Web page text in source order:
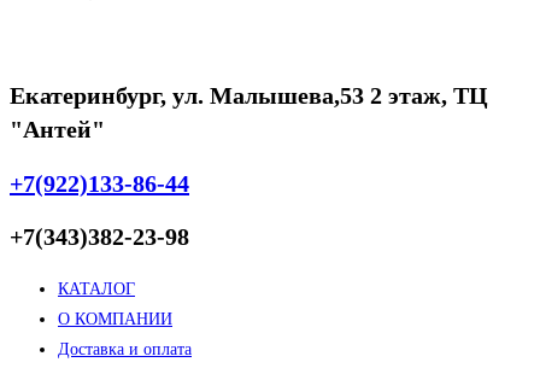
Екатеринбург, ул. Малышева,53 2 этаж, ТЦ
"Антей"
+7(922)133-86-44
+7(343)382-23-98
КАТАЛОГ
О КОМПАНИИ
Доставка и оплата